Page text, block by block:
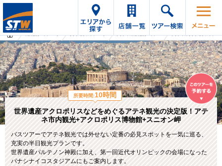
世界遺産アクロポリスなどをめぐるアテネ観光の決定版！アテ
ネ市内観光+アクロポリス博物館+スニオン岬
バスツアーでアテネ観光では外せない定番の必見スポットを一気に巡る、
充実の半日観光プランです。
世界遺産パルテノン神殿に加え、第一回近代オリンピックの会場になった
パナシナイコスタジアムにもご案内します。
所要時間:10時間